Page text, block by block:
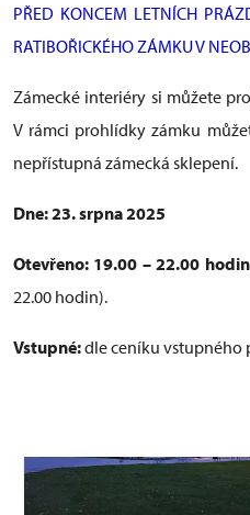
PŘED KONCEM LETNÍCH
RATIBOŘICKÉHO ZÁMKU V
Zámecké interiéry si můžete
V rámci prohlídky zámku
nepřístupná zámecká sklepení.
Dne: 23. srpna 2025
Otevřeno: 19.00 – 22.00 hodin
22.00 hodin).
Vstupné:dle ceníku vstupného